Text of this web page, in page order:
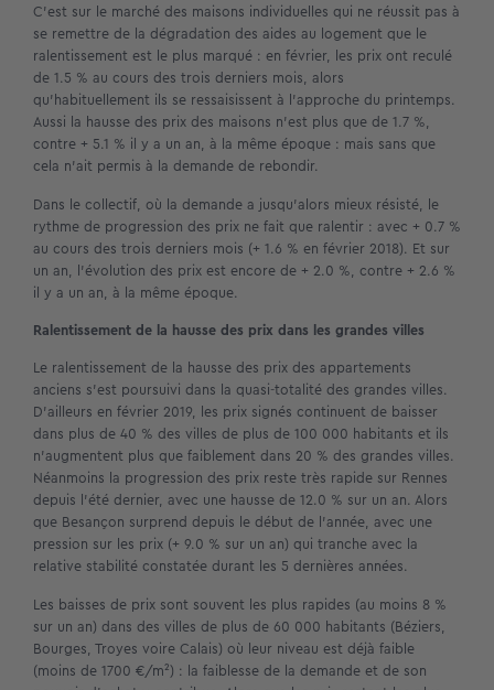
C’est sur le marché des maisons individuelles qui ne réussit pas à
se remettre de la dégradation des aides au logement que le
ralentissement est le plus marqué : en février, les prix ont reculé
de 1.5 % au cours des trois derniers mois, alors
qu’habituellement ils se ressaisissent à l’approche du printemps.
Aussi la hausse des prix des maisons n’est plus que de 1.7 %,
contre + 5.1 % il y a un an, à la même époque : mais sans que
cela n’ait permis à la demande de rebondir.
Dans le collectif, où la demande a jusqu’alors mieux résisté, le
rythme de progression des prix ne fait que ralentir : avec + 0.7 %
au cours des trois derniers mois (+ 1.6 % en février 2018). Et sur
un an, l’évolution des prix est encore de + 2.0 %, contre + 2.6 %
il y a un an, à la même époque.
Ralentissement de la hausse des prix dans les grandes villes
Le ralentissement de la hausse des prix des appartements
anciens s’est poursuivi dans la quasi-totalité des grandes villes.
D’ailleurs en février 2019, les prix signés continuent de baisser
dans plus de 40 % des villes de plus de 100 000 habitants et ils
n’augmentent plus que faiblement dans 20 % des grandes villes.
Néanmoins la progression des prix reste très rapide sur Rennes
depuis l’été dernier, avec une hausse de 12.0 % sur un an. Alors
que Besançon surprend depuis le début de l’année, avec une
pression sur les prix (+ 9.0 % sur un an) qui tranche avec la
relative stabilité constatée durant les 5 dernières années.
Les baisses de prix sont souvent les plus rapides (au moins 8 %
sur un an) dans des villes de plus de 60 000 habitants (Béziers,
Bourges, Troyes voire Calais) où leur niveau est déjà faible
(moins de 1700 €/m²) : la faiblesse de la demande et de son